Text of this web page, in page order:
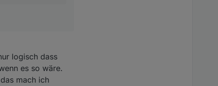
value)#281
logisch dass
es so wäre.
mach ich